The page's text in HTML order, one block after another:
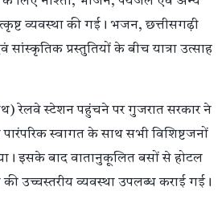
व्यवस्था की गई। भजन, छत्तीसगढ़ी
सांस्कृतिक प्रस्तुतियों के बीच यात्रा उत्साह
रेलवे स्टेशन पहुंचने पर गुजरात सरकार ने
स्वागत के साथ सभी विशिष्टजनों
इसके बाद वातानुकूलित बसों से होटल
उच्चस्तरीय व्यवस्था उपलब्ध कराई गई।